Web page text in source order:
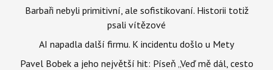
Barbaři nebyli primitivní, ale sofistikovaní. Historii totiž
psali vítězové
AI napadla další firmu. K incidentu došlo u Mety
Pavel Bobek a jeho největší hit: Píseň „Veď mě dál, cesto